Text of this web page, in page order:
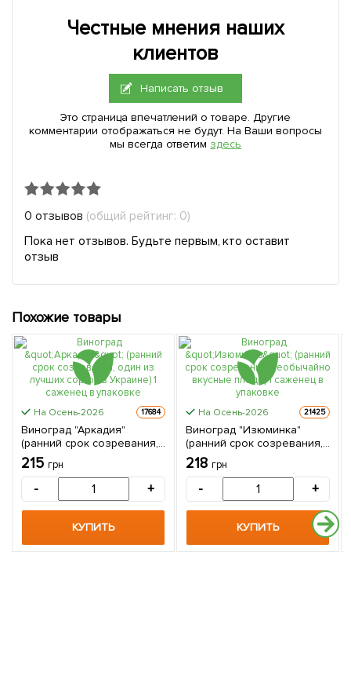
Честные мнения наших
клиентов
Написать отзыв
Это страница впечатлений о товаре. Другие
комментарии отображаться не будут. На Ваши вопросы
мы всегда ответим здесь
0 отзывов (общий рейтинг: 0)
Пока нет отзывов. Будьте первым, кто оставит
отзыв
Похожие товары
На Осень-2026 17684
Виноград "Аркадия"
(ранний срок созревания,
один из лучших сортов в
Украине) 1 саженец в
215 грн
- +
КУПИТЬ
На Осень-2026 21425
Виноград "Изюминка"
(ранний срок созревания,
необычайно вкусные
плоды) 1 саженец в
218 грн
- +
КУПИТЬ